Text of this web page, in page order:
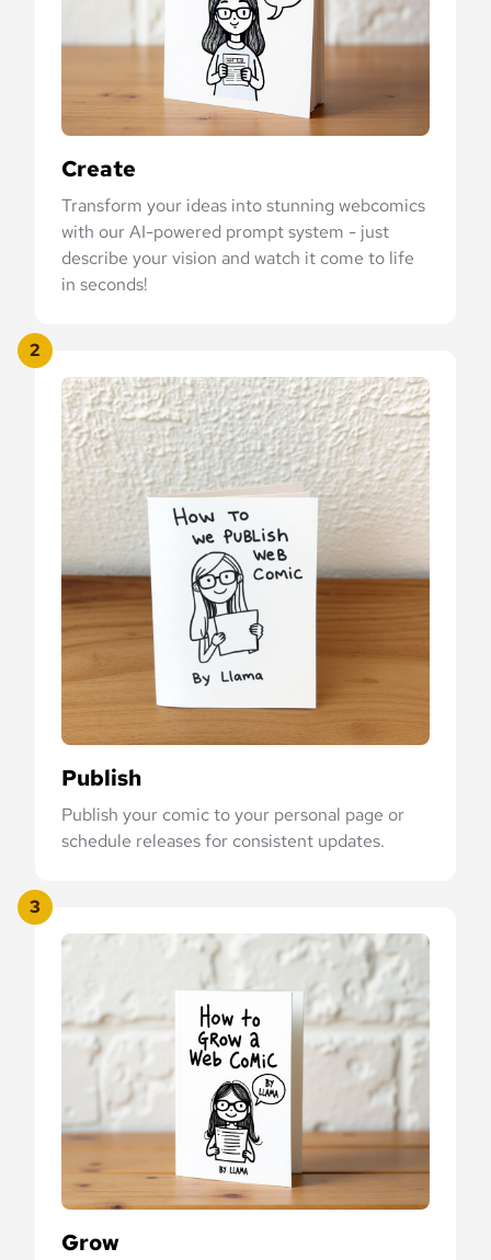
Create
Transform your ideas into stunning webcomics
with our AI-powered prompt system - just
describe your vision and watch it come to life
in seconds!
2
Publish
Publish your comic to your personal page or
schedule releases for consistent updates.
3
Grow